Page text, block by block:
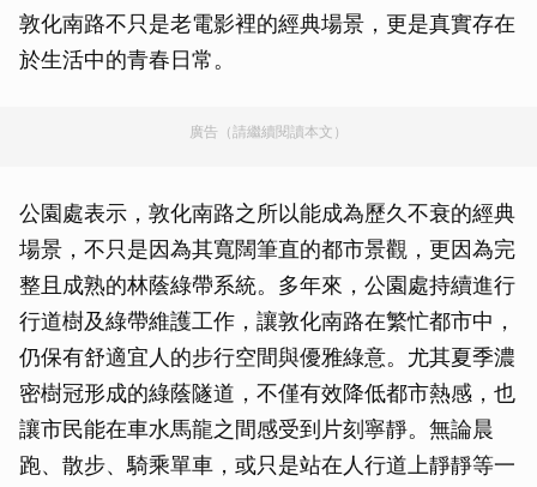
敦化南路不只是老電影裡的經典場景，更是真實存在
於生活中的青春日常。
廣告（請繼續閱讀本文）
公園處表示，敦化南路之所以能成為歷久不衰的經典
場景，不只是因為其寬闊筆直的都市景觀，更因為完
整且成熟的林蔭綠帶系統。多年來，公園處持續進行
行道樹及綠帶維護工作，讓敦化南路在繁忙都市中，
仍保有舒適宜人的步行空間與優雅綠意。尤其夏季濃
密樹冠形成的綠蔭隧道，不僅有效降低都市熱感，也
讓市民能在車水馬龍之間感受到片刻寧靜。無論晨
跑、散步、騎乘單車，或只是站在人行道上靜靜等一